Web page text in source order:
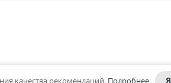
качества рекомендаций. Подробнее